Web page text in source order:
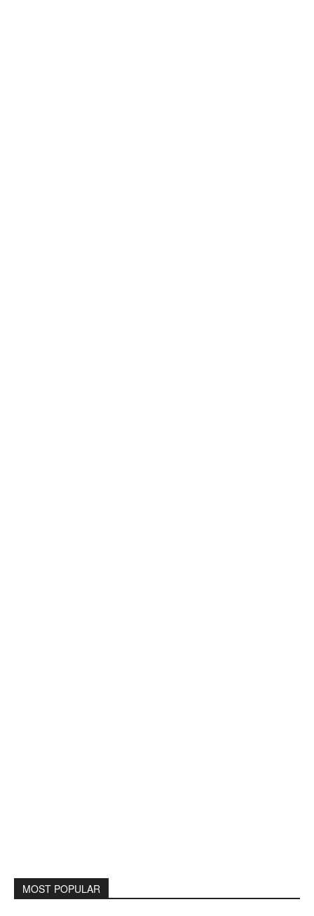
MOST POPULAR